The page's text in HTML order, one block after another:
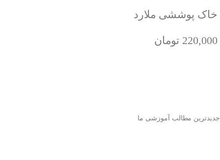
خاک پوششی ملارد
220,000 تومان
جدیدترین مطالب آموزشی ما